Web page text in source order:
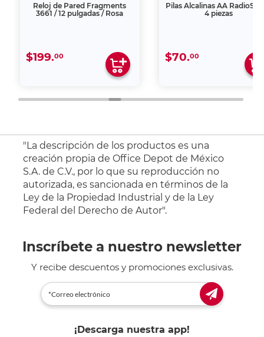
Reloj de Pared Fragments
3661 / 12 pulgadas / Rosa
$199.00
Pilas Alcalinas AA
4 piezas
$70.00
"La descripción de los productos es una
creación propia de Office Depot de México
S.A. de C.V., por lo que su reproducción no
autorizada, es sancionada en términos de la
Ley de la Propiedad Industrial y de la Ley
Federal del Derecho de Autor".
Inscríbete a nuestro newsletter
Y recibe descuentos y promociones exclusivas.
¡Descarga nuestra app!